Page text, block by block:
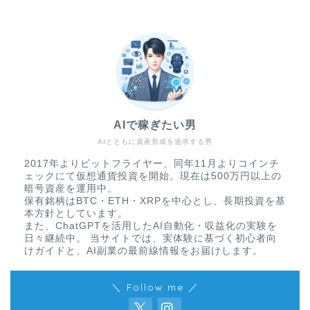
AIとともに資産形成を追求する男
AIで稼ぎたい男
2017年よりビットフライヤー、同年11月よりコインチ
ェックにて仮想通貨投資を開始。現在は500万円以上の
暗号資産を運用中。
保有銘柄はBTC・ETH・XRPを中心とし、長期投資を基
本方針としています。
また、ChatGPTを活用したAI自動化・収益化の実験を
日々継続中。 当サイトでは、実体験に基づく初心者向
けガイドと、AI副業の最前線情報をお届けします。
＼ Follow me ／